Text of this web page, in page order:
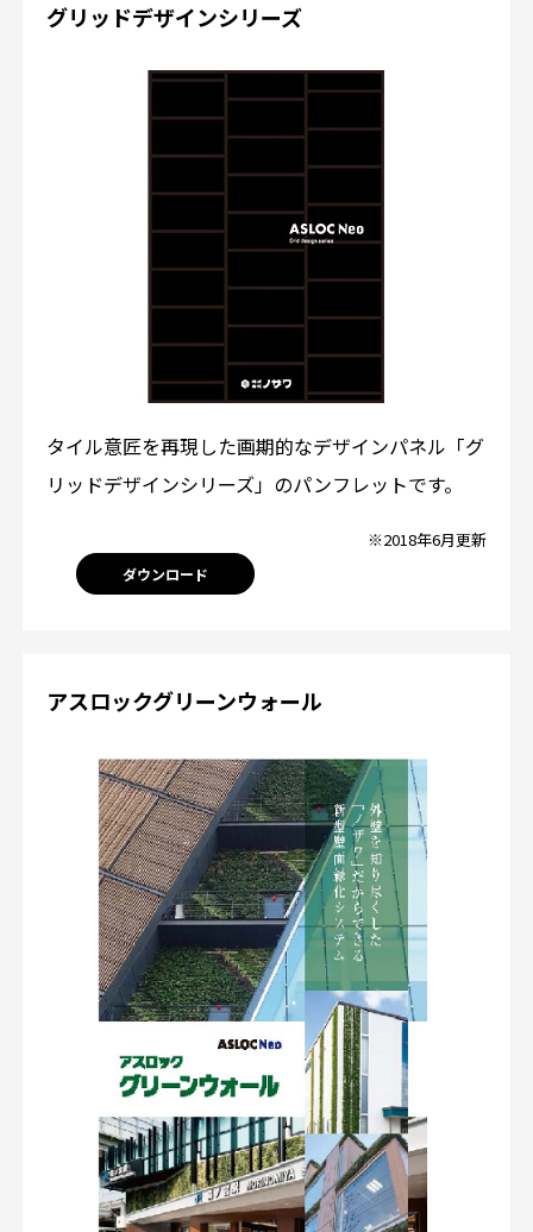
グリッドデザインシリーズ
タイル意匠を再現した画期的なデザインパネル「グ
リッドデザインシリーズ」のパンフレットです。
※2018年6月更新
ダウンロード
アスロックグリーンウォール